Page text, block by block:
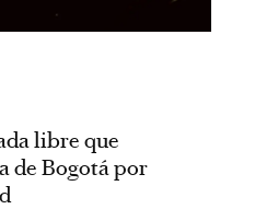
libre que
de Bogotá por